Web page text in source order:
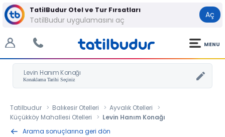
TatilBudur Otel ve Tur Fırsatları
TatilBudur uygulamasını aç
Aç
MENU
Levin Hanım Konağı
Tatilbudur Balıkesir Otelleri
Ayvalık Otelleri
Küçükköy Mahallesi Otelleri
Levin Hanım Konağı
Arama sonuçlarına geri dön